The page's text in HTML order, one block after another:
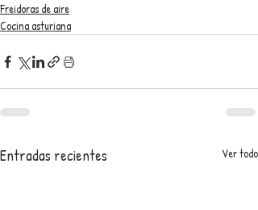
Freidoras de aire
Cocina asturiana
Entradas recientes Ver todo